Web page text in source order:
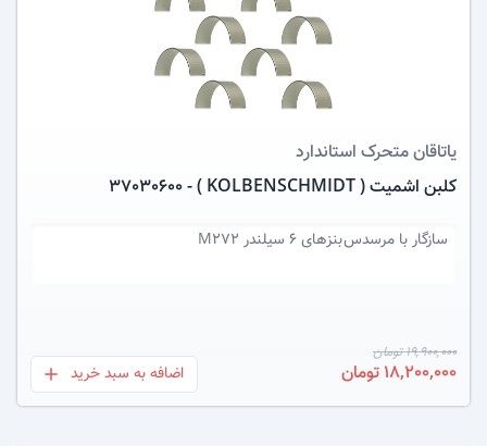
یاتاقان متحرک استاندارد
کلبن اشمیت ( KOLBENSCHMIDT ) - 37030600
سازگار با مرسدس بنزهای 6 سیلندر M272
19,900,000 تومان
18,200,000 تومان بعلاوه
اضافه به سبد خرید